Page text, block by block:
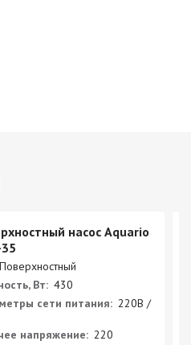
насос Aquario
Поверхностный
Вт: 430
сети питания: 220В /
напряжение: 220